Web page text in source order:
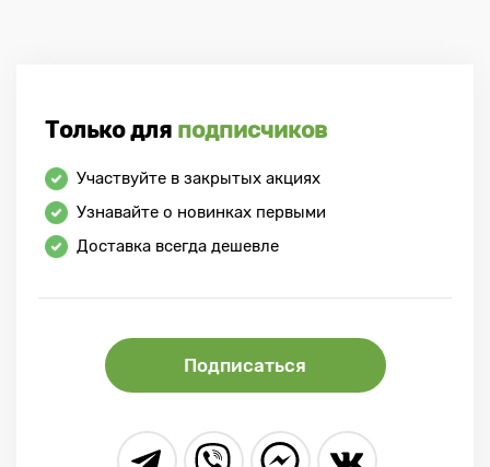
Только для подписчиков
Участвуйте в закрытых акциях
Узнавайте о новинках первыми
Доставка всегда дешевле
Подписаться